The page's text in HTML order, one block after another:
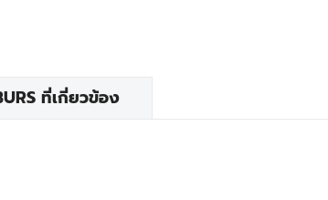
ที่เกี่ยวข้อง